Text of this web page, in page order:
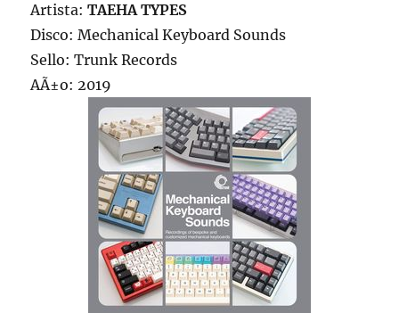
Artista:TAEHA TYPES
Disco: Mechanical Keyboard Sounds
Sello: Trunk Records
AÃ±o: 2019